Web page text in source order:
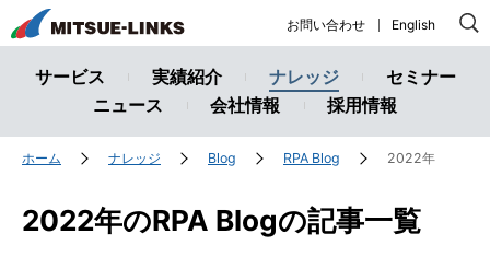
式
会
ー
お問い合わせ English
サービス 実績紹介 ナレッジ
セミナー
ニュース
会社情報 採用情報
ホーム ナレッジ Blog RPA Blog 2022年
2022年のRPA Blogの記事一覧